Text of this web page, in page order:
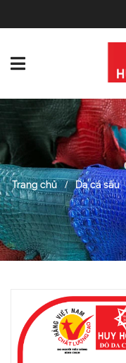
Trang chủ / Da cá sấu